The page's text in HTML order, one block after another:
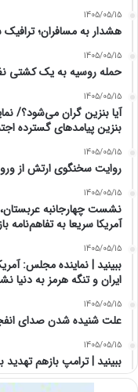
1405/05/15
هشدار به مسافران؛
1405/05/15
حمله روسیه به یک کشتی
1405/05/15
آیا بنزین گران می‌شود؟/
بنزین پیامدهای گسترده
1405/05/15
روایت سخنگوی ارتش از
1405/05/15
نشست چهارجانبه عربستان،
آمریکا سریعا به تفاهم‌نامه
1405/05/15
ببینید | نماینده مجلس:
ایران و تنگه هرمز به دنیا
1405/05/15
علت شنیده شدن صدای
1405/05/15
ببینید | ترامپ بازهم تهدید